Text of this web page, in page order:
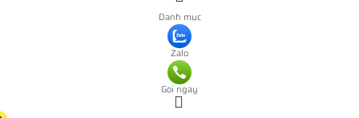
Danh mục
Zalo
Gọi ngay